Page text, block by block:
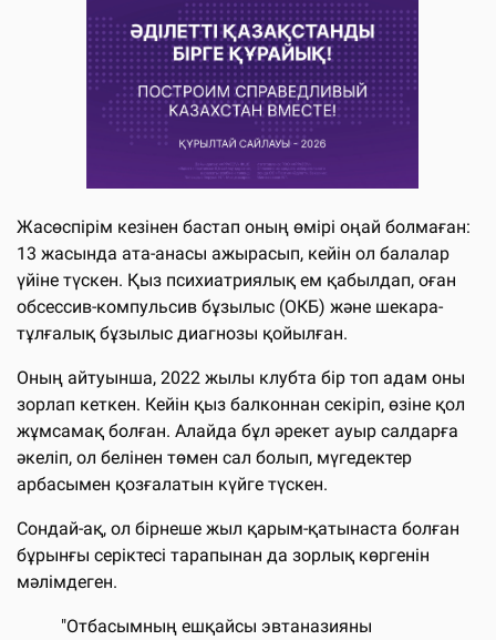
Жасөспірім кезінен бастап оның өмірі оңай болмаған:
13 жасында ата-анасы ажырасып, кейін ол балалар
үйіне түскен. Қыз психиатриялық ем қабылдап, оған
обсессив-компульсив бұзылыс (ОКБ) және шекара-
тұлғалық бұзылыс диагнозы қойылған.
Оның айтуынша, 2022 жылы клубта бір топ адам оны
зорлап кеткен. Кейін қыз балконнан секіріп, өзіне қол
жұмсамақ болған. Алайда бұл әрекет ауыр салдарға
әкеліп, ол белінен төмен сал болып, мүгедектер
арбасымен қозғалатын күйге түскен.
Сондай-ақ, ол бірнеше жыл қарым-қатынаста болған
бұрынғы серіктесі тарапынан да зорлық көргенін
мәлімдеген.
"Отбасымның ешқайсы эвтаназияны